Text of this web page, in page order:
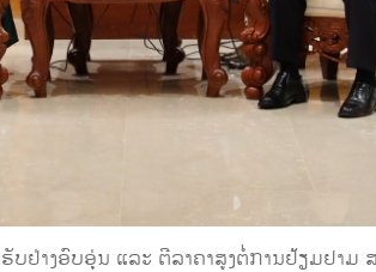
ຢ່າງອົບອຸ່ນ ແລະ ຕີລາຄາສູງຕໍ່ການຢ້ຽມຢາມ